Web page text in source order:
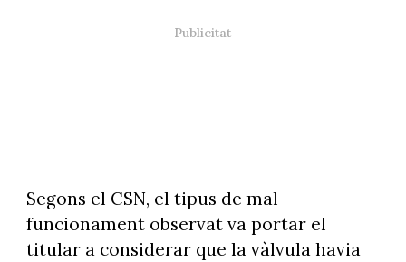
Segons el CSN, el tipus de mal
funcionament observat va portar el
titular a considerar que la vàlvula havia